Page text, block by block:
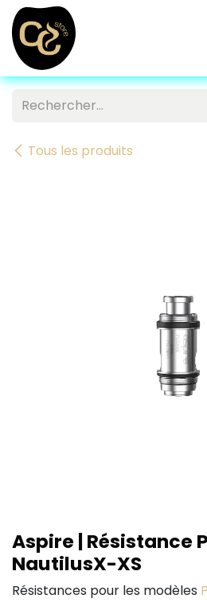
Se rendre au contenu
Tous les produits
Aspire | Résistance
NautilusX-XS
Résistances pour les modèles